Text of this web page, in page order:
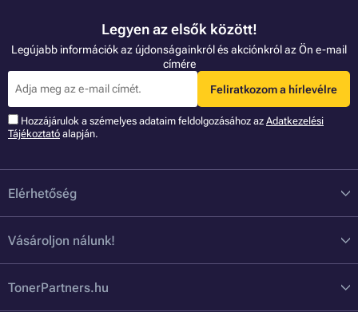
Legyen az elsők között!
Legújabb információk az újdonságainkról és akciónkról az Ön e-mail
címére
Feliratkozom a hírlevélre
Hozzájárulok a szémelyes adataim feldolgozásához az Adatkezelési
Tájékoztató alapján.
Elérhetőség
Vásároljon nálunk!
TonerPartners.hu